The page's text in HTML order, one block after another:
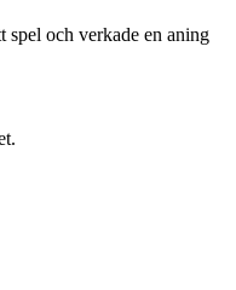
och verkade en aning